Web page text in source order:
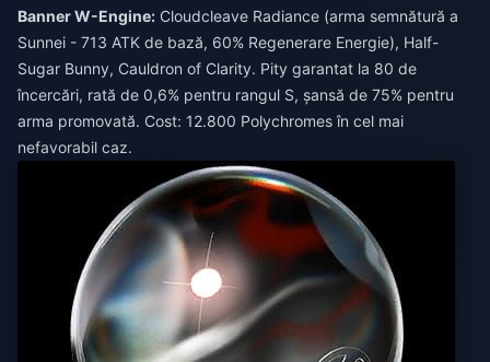
Banner W-Engine: Cloudcleave Radiance (arma semnătură a
Sunnei - 713 ATK de bază, 60% Regenerare Energie), Half-
Sugar Bunny, Cauldron of Clarity. Pity garantat la 80 de
încercări, rată de 0,6% pentru rangul S, șansă de 75% pentru
arma promovată. Cost: 12.800 Polychromes în cel mai
nefavorabil caz.